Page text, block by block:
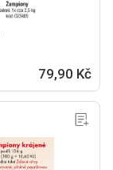
79,90 Kč